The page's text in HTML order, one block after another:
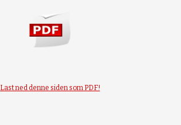
Last ned denne siden som PDF!